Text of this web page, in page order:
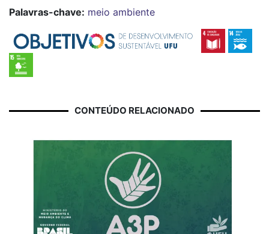
Palavras-chave: meio ambiente
CONTEÚDO RELACIONADO